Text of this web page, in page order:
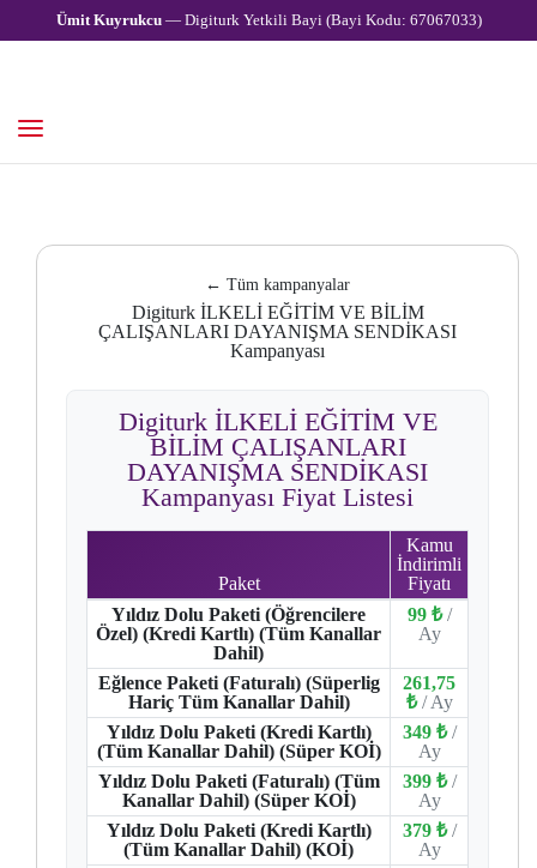
Ümit Kuyrukcu— Digiturk Yetkili Bayi (Bayi Kodu: 67067033)
← Tüm kampanyalar
Digiturk İLKELİ EĞİTİM VE BİLİM
ÇALIŞANLARI DAYANIŞMA SENDİKASI
Kampanyası
Digiturk İLKELİ EĞİTİM VE
BİLİM ÇALIŞANLARI
DAYANIŞMA SENDİKASI
Kampanyası Fiyat Listesi
Paket
Kamu
İndirimli
Fiyatı
Yıldız Dolu Paketi (Öğrencilere
Özel) (Kredi Kartlı) (Tüm Kanallar
Dahil)
99 ₺ /
Ay
Eğlence Paketi (Faturalı) (Süperlig
Hariç Tüm Kanallar Dahil)
261,75
₺ / Ay
Yıldız Dolu Paketi (Kredi Kartlı)
(Tüm Kanallar Dahil) (Süper KOİ)
349 ₺ /
Ay
Yıldız Dolu Paketi (Faturalı) (Tüm
Kanallar Dahil) (Süper KOİ)
399 ₺ /
Ay
Yıldız Dolu Paketi (Kredi Kartlı)
(Tüm Kanallar Dahil) (KOİ)
379 ₺ /
Ay